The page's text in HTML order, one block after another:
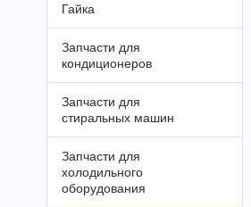
Гайка
Запчасти для
кондиционеров
Запчасти для
стиральных машин
Запчасти для
холодильного
оборудования